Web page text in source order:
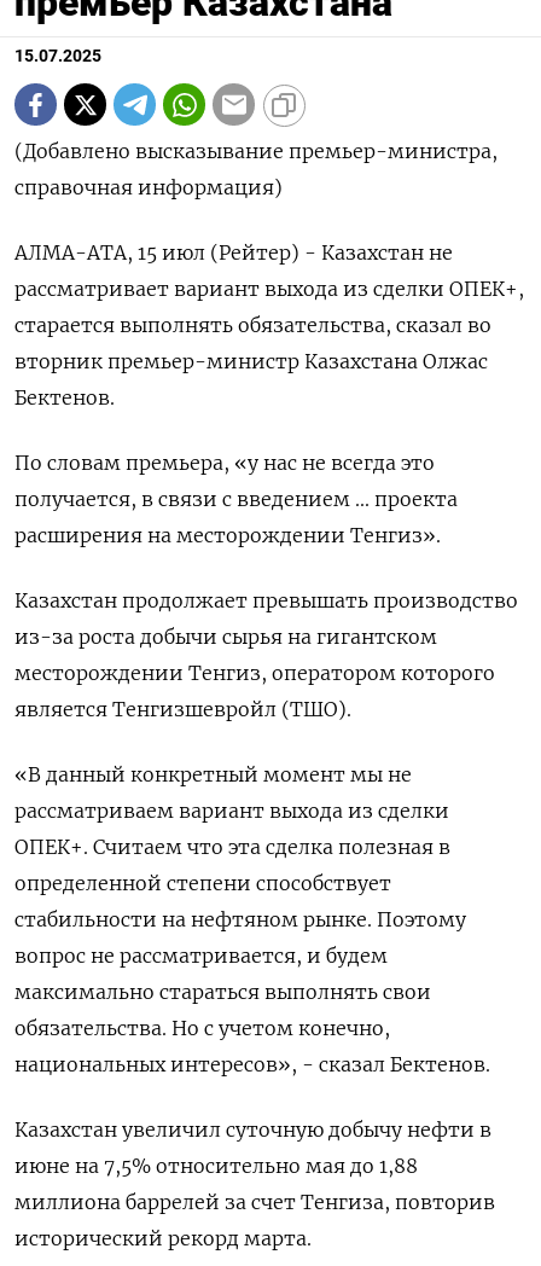
15.07.2025
(Добавлено высказывание премьер-министра,
справочная информация)
АЛМА-АТА, 15 июл (Рейтер) - Казахстан не
рассматривает вариант выхода из сделки ОПЕК+,
старается выполнять обязательства, сказал во
вторник премьер-министр Казахстана Олжас
Бектенов.
По словам премьера, «у нас не всегда это
получается, в связи с введением ... проекта
расширения на месторождении Тенгиз».
Казахстан продолжает превышать производство
из-за роста добычи сырья на гигантском
месторождении Тенгиз, оператором которого
является Тенгизшевройл (ТШО).
«В данный конкретный момент мы не
рассматриваем вариант выхода из сделки
ОПЕК+. Считаем что эта сделка полезная в
определенной степени способствует
стабильности на нефтяном рынке. Поэтому
вопрос не рассматривается, и будем
максимально стараться выполнять свои
обязательства. Но с учетом конечно,
национальных интересов», - сказал Бектенов.
Казахстан увеличил суточную добычу нефти в
июне на 7,5% относительно мая до 1,88
миллиона баррелей за счет Тенгиза, повторив
исторический рекорд марта.